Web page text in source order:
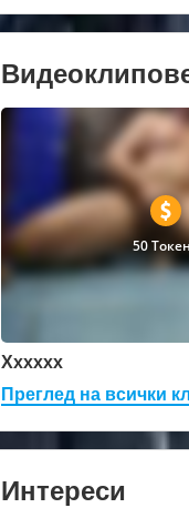
50
Xxxxxx
Преглед на всички
Интереси